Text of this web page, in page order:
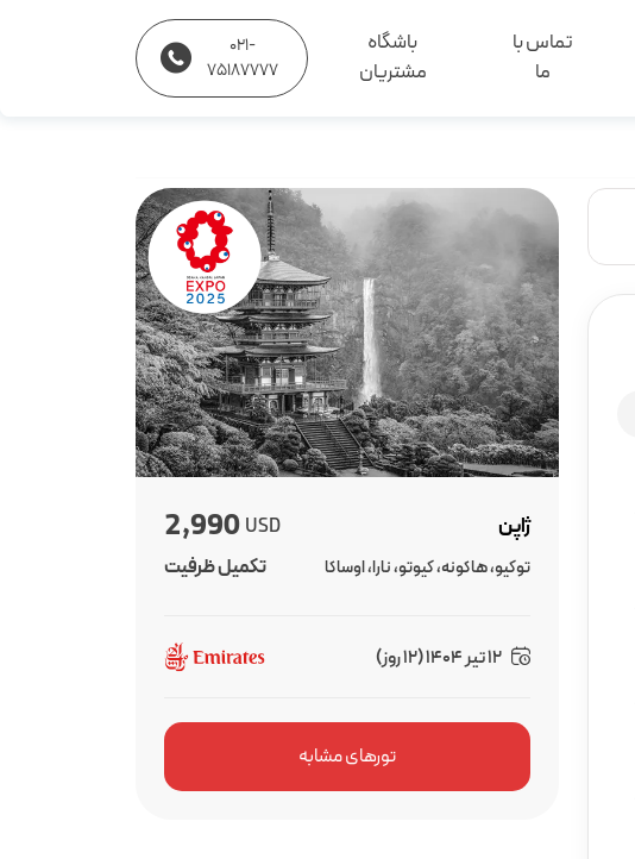
تماس با
ما
باشگاه
مشتریان
021-
75187777
ژاپن USD
2,990
توکیو، هاکونه، کیوتو، نارا، اوساکا تکمیل ظرفیت
12 تیر 1404 (12 روز)
تورهای مشابه